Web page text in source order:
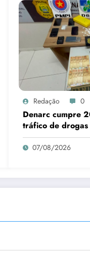
Redação 0
Denarc cumpre
tráfico de drogas
07/08/2026